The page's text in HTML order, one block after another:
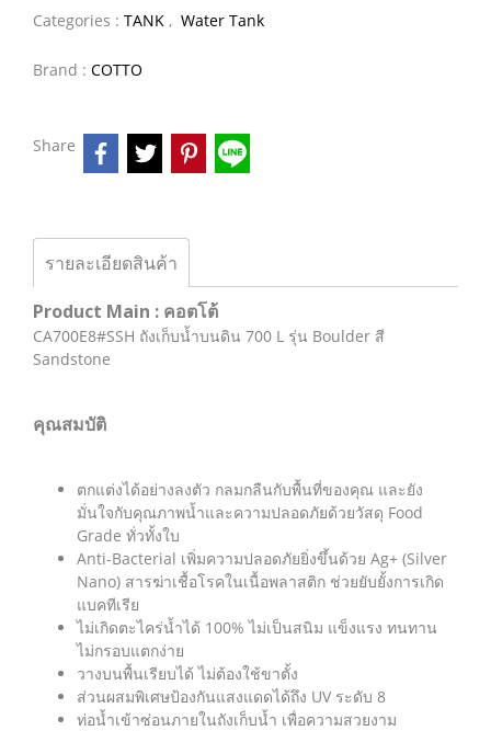
Categories : TANK , Water Tank
Brand : COTTO
Share
รายละเอียดสินค้า
Product Main : คอตโต้
CA700E8#SSH ถังเก็บน้ำบนดิน 700 L รุ่น Boulder สี
Sandstone
คุณสมบัติ
ตกแต่งได้อย่างลงตัว กลมกลืนกับพื้นที่ของคุณ และยัง
มั่นใจกับคุณภาพน้ำและความปลอดภัยด้วยวัสดุ Food
Grade ทั่วทั้งใบ
Anti-Bacterial เพิ่มความปลอดภัยยิ่งขึ้นด้วย Ag+ (Silver
Nano) สารฆ่าเชื้อโรคในเนื้อพลาสติก ช่วยยับยั้งการเกิด
แบคทีเรีย
ไม่เกิดตะไคร่น้ำได้ 100% ไม่เป็นสนิม แข็งแรง ทนทาน
ไม่กรอบแตกง่าย
วางบนพื้นเรียบได้ ไม่ต้องใช้ขาตั้ง
ส่วนผสมพิเศษป้องกันแสงแดดได้ถึง UV ระดับ 8
ท่อน้ำเข้าซ่อนภายในถังเก็บน้ำ เพื่อความสวยงาม